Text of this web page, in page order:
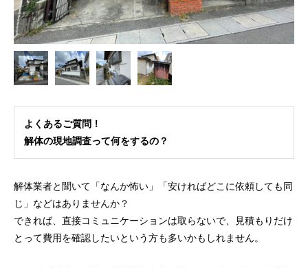
よくあるご質問！
解体の現地調査って何をするの？
解体業者と聞いて「なんか怖い」「安ければどこに依頼しても同
じ」などはありませんか？
できれば、直接コミュニケーションは取らないで、見積もりだけ
とって費用を確認したいという方も多いかもしれません。